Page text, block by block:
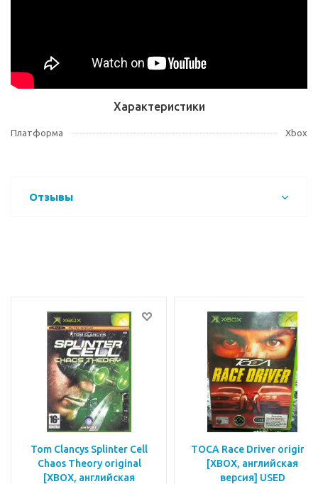
Характеристики
Платформа Xbox
Отзывы
Tom Clancys Splinter Cell
Chaos Theory original
[XBOX, английская
TOCA Race Driver original
[XBOX, английская
версия] USED